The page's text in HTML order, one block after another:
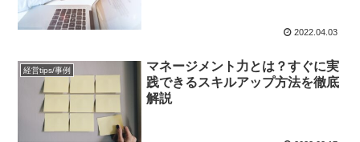
2022.04.03
経営tips/事例
マネージメント力とは？すぐに実
践できるスキルアップ方法を徹底
解説